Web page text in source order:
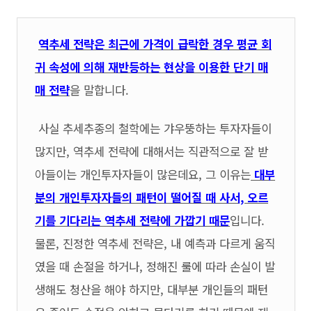
역추세 전략은 최근에 가격이 급락한 경우 평균 회
귀 속성에 의해 재반등하는 현상을 이용한 단기 매
매 전략을 말합니다.
사실 추세추종의 철학에는 갸우뚱하는 투자자들이
많지만, 역추세 전략에 대해서는 직관적으로 잘 받
아들이는 개인투자자들이 많은데요, 그 이유는 대부
분의 개인투자자들의 패턴이 떨어질 때 사서, 오르
기를 기다리는 역추세 전략에 가깝기 때문입니다.
물론, 진정한 역추세 전략은, 내 예측과 다르게 움직
였을 때 손절을 하거나, 정해진 룰에 따라 손실이 발
생해도 청산을 해야 하지만, 대부분 개인들의 패턴